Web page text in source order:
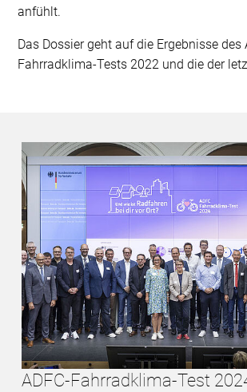
anfühlt.
Das Dossier geht auf die Ergebnisse des
Fahrradklima-Tests 2022 und die der
ADFC-Fahrradklima-Test